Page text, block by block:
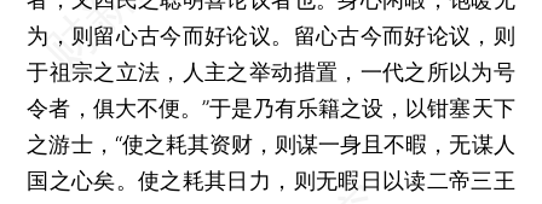
为，则留心古今而好论议。留心古今而好论议，则
于祖宗之立法，人主之举动措置，一代之所以为号
令者，俱大不便。”于是乃有乐籍之设，以钳塞天下
之游士，“使之耗其资财，则谋一身且不暇，无谋人
国之心矣。使之耗其日力，则无暇日以读二帝三王